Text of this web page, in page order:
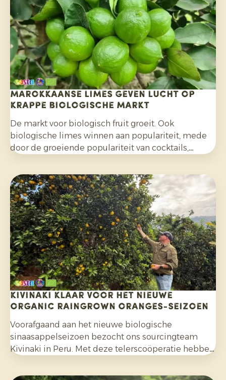
Marokkaanse limes geven lucht op
krappe biologische markt
De markt voor biologisch fruit groeit. Ook
biologische limes winnen aan populariteit, mede
door de groeiende populariteit van cocktails,
bredere gebruik in salades, curries en andere
gerechten. Daarnaast kiezen consumenten
bewuster voor citrusfruit dat zonder synthetische
pesticiden is geteeld en na de oogst niet met
fungiciden is behandeld.
Kivinaki klaar voor het nieuwe
Organic Raingrown Oranges-seizoen
Voorafgaand aan het nieuwe biologische
sinaasappelseizoen bezocht ons sourcingteam
Kivinaki in Peru. Met deze telerscoöperatie hebben
exportprogramma opgebouwd. Tijdens het bezoek